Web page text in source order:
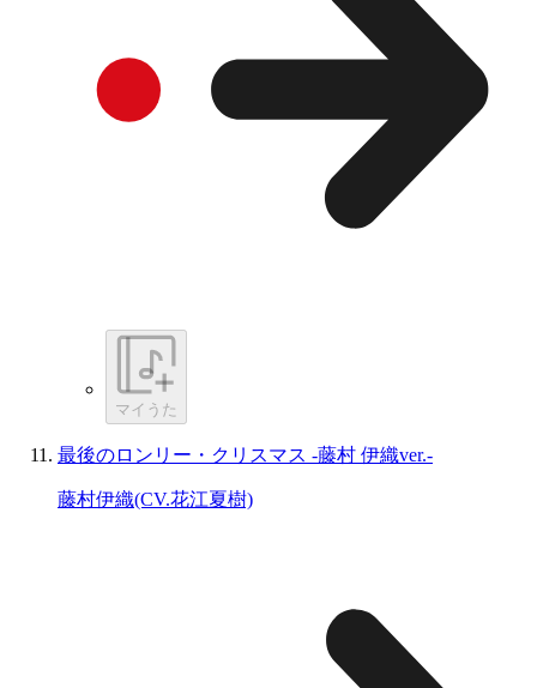
マイうた
最後のロンリー・クリスマス -藤村 伊織ver.-
藤村伊織(CV.花江夏樹)